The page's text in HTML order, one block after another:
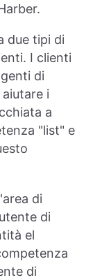
due tipi di
I clienti
di
i
a
"list" e
di
di
el
di